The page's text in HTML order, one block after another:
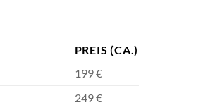
PREIS (CA.)
199 €
249 €